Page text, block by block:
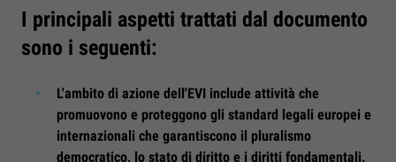
I principali aspetti trattati dal documento
sono i seguenti:
L'ambito di azione dell'EVI include attività che
promuovono e proteggono gli standard legali europei e
internazionali che garantiscono il pluralismo
democratico, lo stato di diritto e i diritti fondamentali.